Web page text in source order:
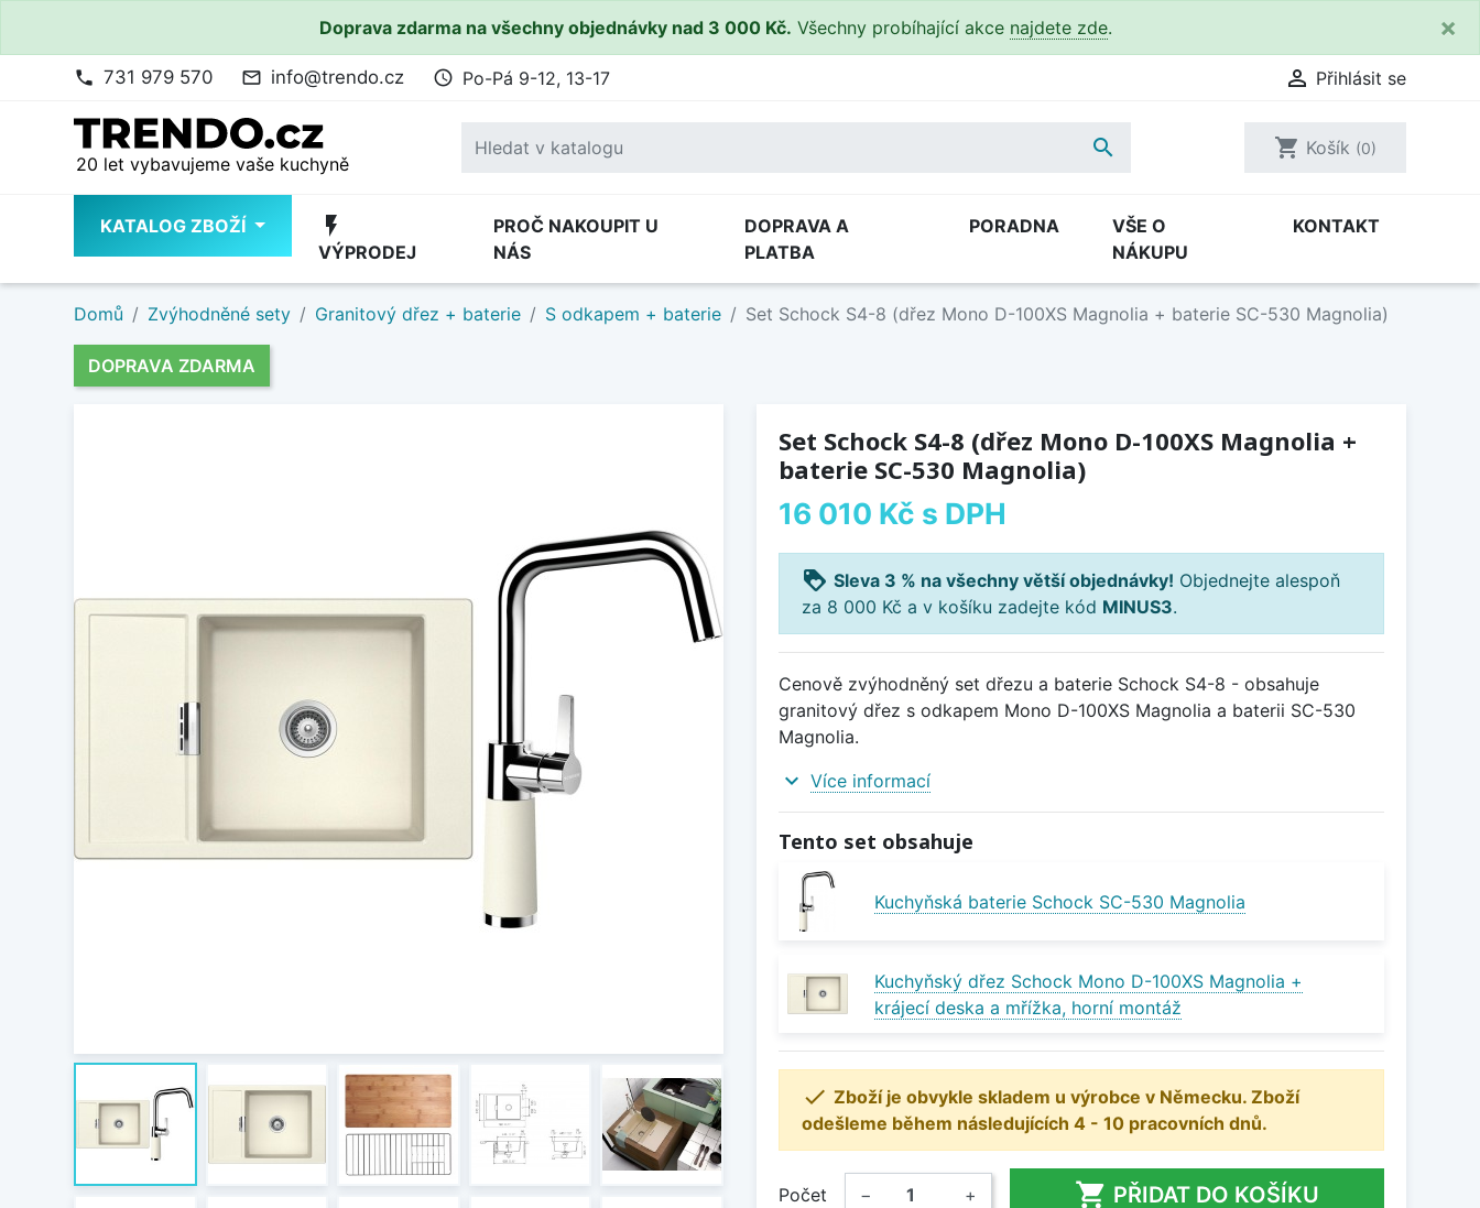
Doprava zdarma na všechny objednávky nad 3 000 Kč. Všechny probíhající akce najdete zde. ×
phone 731 979 570 mail_outline info@trendo.cz access_time Po-Pá 9-12, 13-17  Přihlásit se
20 let vybavujeme vaše kuchyně
 shopping_cart Košík (0)
KATALOG ZBOŽÍ flash_on
VÝPRODEJ
PROČ NAKOUPIT U
NÁS
DOPRAVA A
PLATBA
PORADNA
VŠE O
NÁKUPU
KONTAKT
Domů Zvýhodněné sety Granitový dřez + baterie S odkapem + baterie Set Schock S4-8 (dřez Mono D-100XS Magnolia + baterie SC-530 Magnolia)
DOPRAVA ZDARMA
Set Schock S4-8 (dřez Mono D-100XS Magnolia +
baterie SC-530 Magnolia)
16 010 Kč s DPH
loyalty Sleva 3 % na všechny větší objednávky! Objednejte alespoň
za 8 000 Kč a v košíku zadejte kód MINUS3.
Cenově zvýhodněný set dřezu a baterie Schock S4-8 - obsahuje
granitový dřez s odkapem Mono D-100XS Magnolia a baterii SC-530
Magnolia.
expand_more Více informací
Tento set obsahuje
Kuchyňská baterie Schock SC-530 Magnolia
Kuchyňský dřez Schock Mono D-100XS Magnolia +
krájecí deska a mřížka, horní montáž
 Zboží je obvykle skladem u výrobce v Německu. Zboží
odešleme během následujících 4 - 10 pracovních dnů.
Počet − +  PŘIDAT DO KOŠÍKU